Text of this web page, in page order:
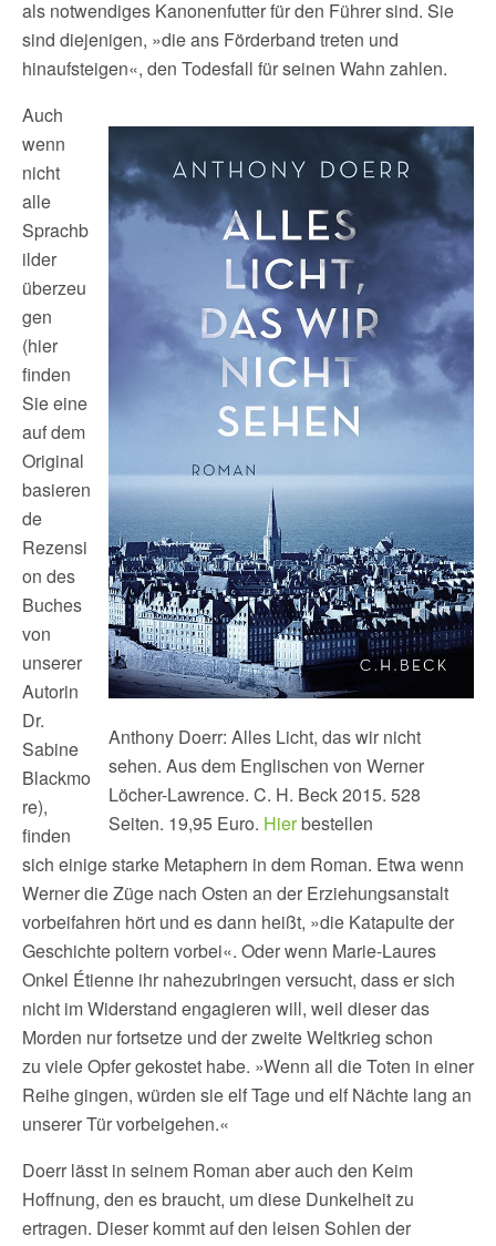
als notwendiges Kanonenfutter für den Führer sind. Sie
sind diejenigen, »die ans Förderband treten und
hinaufsteigen«, den Todesfall für seinen Wahn zahlen.
Anthony Doerr: Alles Licht, das wir nicht
sehen. Aus dem Englischen von Werner
Löcher-Lawrence. C. H. Beck 2015. 528
Seiten. 19,95 Euro. Hierbestellen
Auch
wenn
nicht
alle
Sprachb
ilder
überzeu
gen
(hier
finden
Sie eine
auf dem
Original
basieren
de
Rezensi
on des
Buches
von
unserer
Autorin
Dr.
Sabine
Blackmo
re),
finden
sich einige starke Metaphern in dem Roman. Etwa wenn
Werner die Züge nach Osten an der Erziehungsanstalt
vorbeifahren hört und es dann heißt, »die Katapulte der
Geschichte poltern vorbei«. Oder wenn Marie-Laures
Onkel Étienne ihr nahezubringen versucht, dass er sich
nicht im Widerstand engagieren will, weil dieser das
Morden nur fortsetze und der zweite Weltkrieg schon
zu viele Opfer gekostet habe. »Wenn all die Toten in einer
Reihe gingen, würden sie elf Tage und elf Nächte lang an
unserer Tür vorbeigehen.«
Doerr lässt in seinem Roman aber auch den Keim
Hoffnung, den es braucht, um diese Dunkelheit zu
ertragen. Dieser kommt auf den leisen Sohlen der